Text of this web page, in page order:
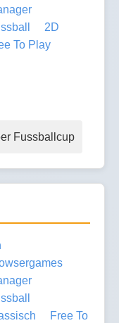
2D
To Play
Fussballcup
Free To